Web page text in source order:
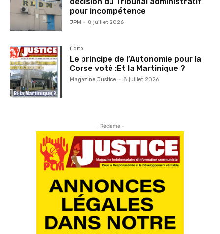
pour incompétence
JPM - 8 juillet 2026
Édito
Le principe de l’Autonomie pour la
Corse voté :Et la Martinique ?
Magazine Justice - 8 juillet 2026
- Réclame -